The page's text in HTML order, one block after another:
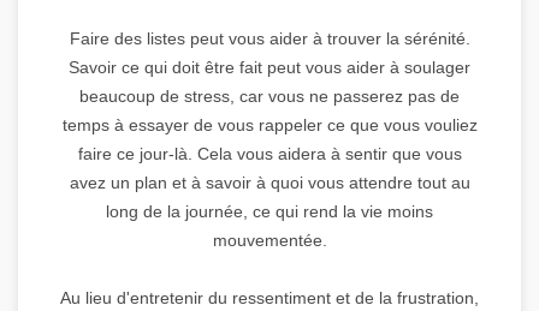
Faire des listes peut vous aider à trouver la sérénité.
Savoir ce qui doit être fait peut vous aider à soulager
beaucoup de stress, car vous ne passerez pas de
temps à essayer de vous rappeler ce que vous vouliez
faire ce jour-là. Cela vous aidera à sentir que vous
avez un plan et à savoir à quoi vous attendre tout au
long de la journée, ce qui rend la vie moins
mouvementée.
Au lieu d'entretenir du ressentiment et de la frustration,